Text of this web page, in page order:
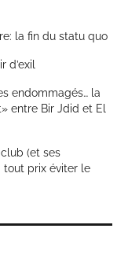
la fin du statu quo
endommagés… la
entre Bir Jdid et El
(et ses
tout prix éviter le